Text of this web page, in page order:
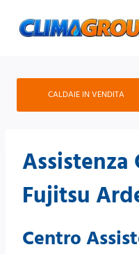
CALDAIE IN VENDITA
Fujitsu
Centro